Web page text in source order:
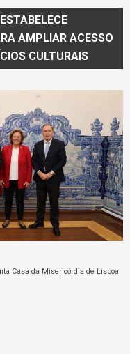
AMPLIAR ACESSO
CULTURAIS
Casa da Misericórdia de Lisboa